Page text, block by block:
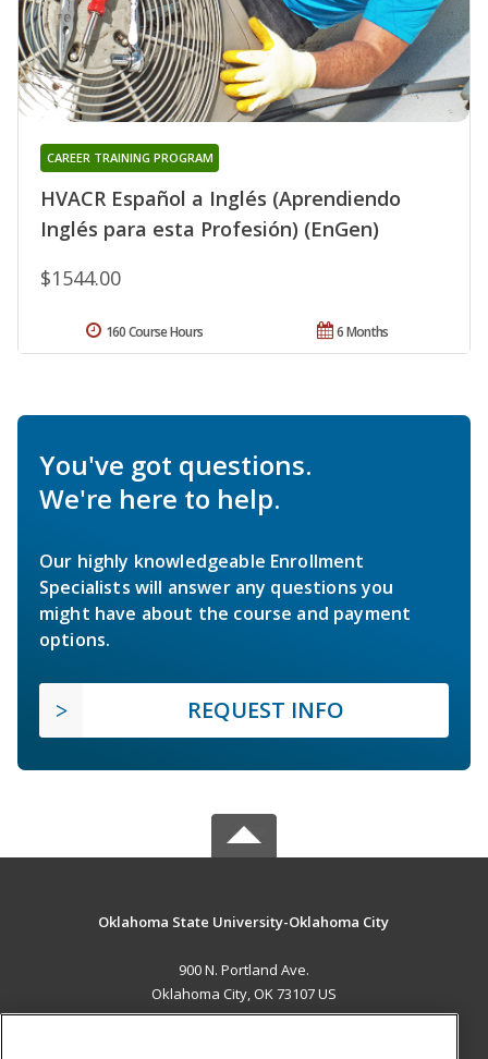
HVACR Español a Inglés (Aprendiendo
Inglés para esta Profesión) (EnGen)
CAREER TRAINING PROGRAM
$1544.00
6 Months
160 Course Hours
You've got questions.
We're here to help.
Our highly knowledgeable Enrollment
Specialists will answer any questions you
might have about the course and payment
options.
REQUEST INFO
Oklahoma State University-Oklahoma City
900 N. Portland Ave.
Oklahoma City, OK 73107 US